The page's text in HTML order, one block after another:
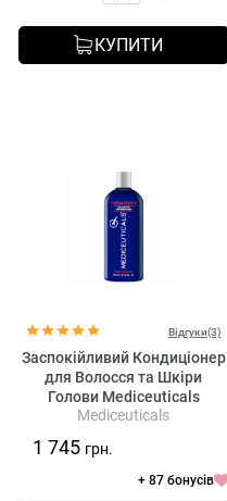
КУПИТИ
Відгуки(3)
Заспокійливий Кондиціонер
для Волосся та Шкіри
Голови Mediceuticals
Therapeutic Scalp & Hair
Mediceuticals
1 745 грн.
+ 87 бонусів